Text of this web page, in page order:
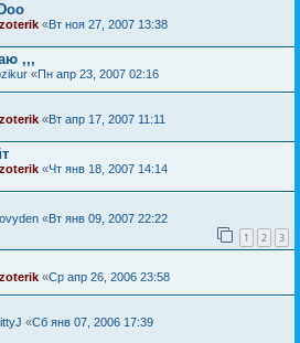
«Вт ноя 27, 2007 13:38
,,,
«Пн апр 23, 2007 02:16
«Вт апр 17, 2007 11:11
«Чт янв 18, 2007 14:14
«Вт янв 09, 2007 22:22
1 2 3
«Ср апр 26, 2006 23:58
«Сб янв 07, 2006 17:39